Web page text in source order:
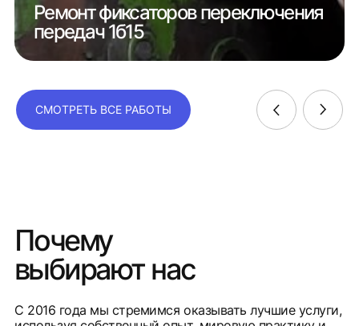
Ремонт фиксаторов переключения
передач 1б15
СМОТРЕТЬ ВСЕ РАБОТЫ
Почему
выбирают нас
С 2016 года мы стремимся оказывать лучшие услуги,